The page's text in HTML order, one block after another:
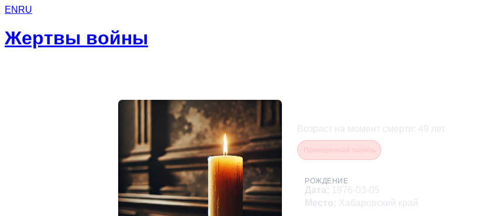
EN RU
Жертвы войны
Возраст на момент смерти : 49 лет
РОЖДЕНИЕ
Дата: 1976-03-05
Место: Хабаровский край